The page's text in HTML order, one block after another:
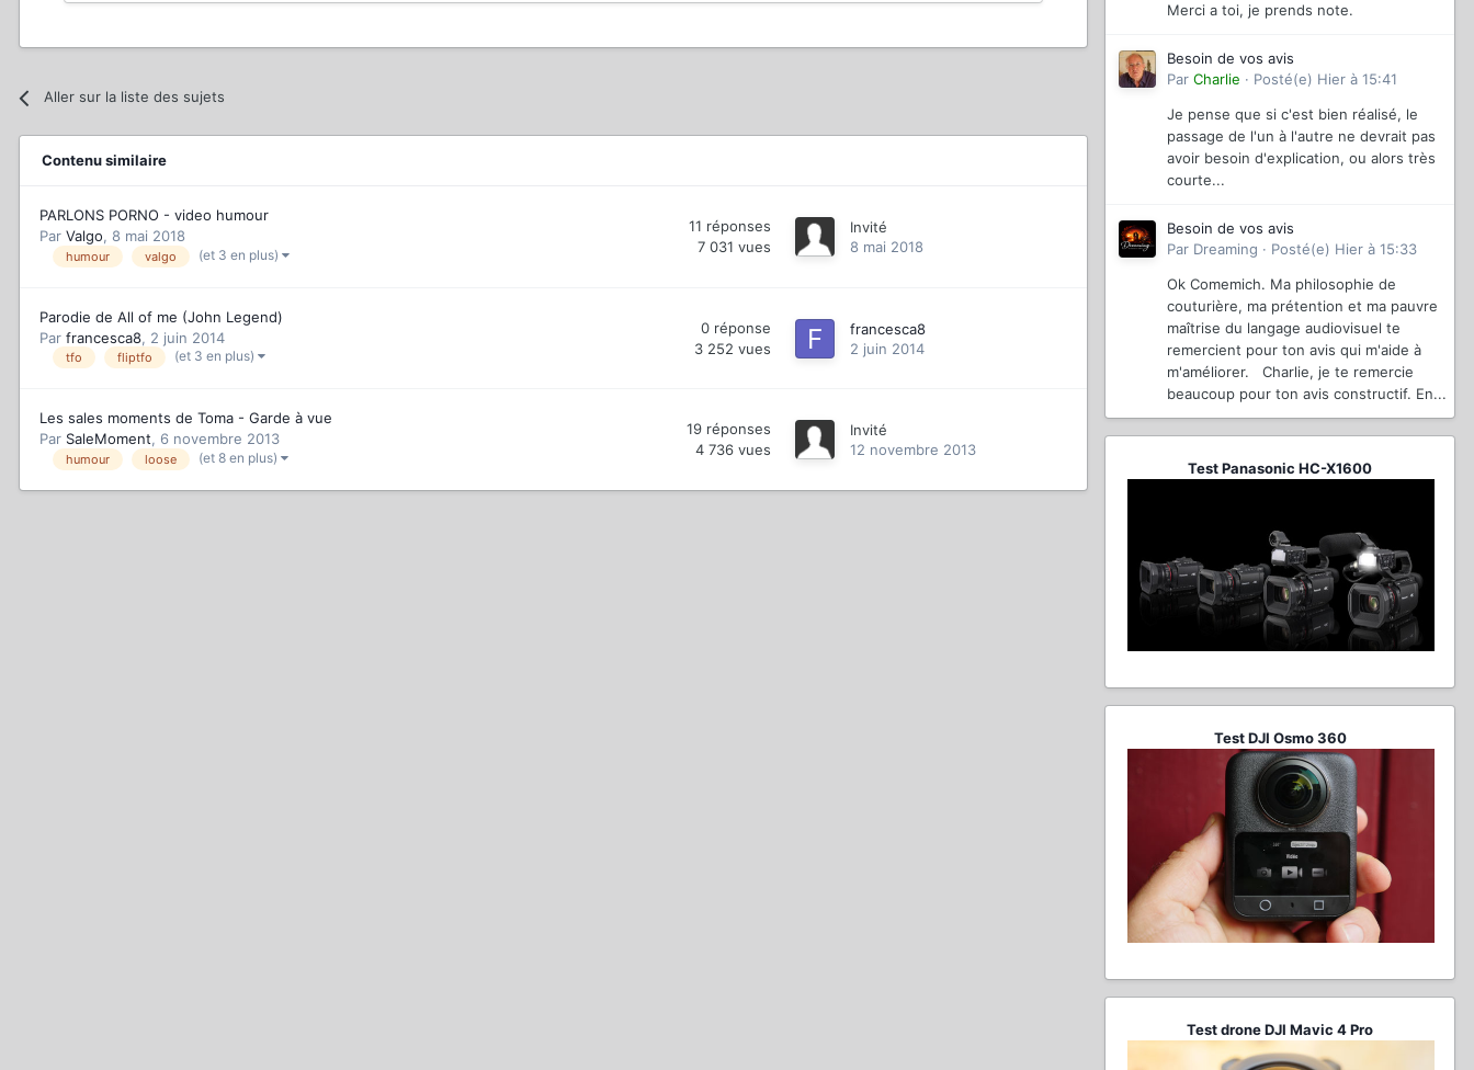
Aller sur la liste des sujets
Contenu similaire
PARLONS PORNO - video humour
Par Valgo, 8 mai 2018
humour valgo (et 3 en plus)
11 réponses
7 031 vues
Invité
8 mai 2018
Parodie de All of me (John Legend)
Par francesca8, 2 juin 2014
tfo fliptfo (et 3 en plus)
0 réponse
3 252 vues
francesca8
2 juin 2014
Les sales moments de Toma - Garde à vue
Par SaleMoment, 6 novembre 2013
humour loose (et 8 en plus)
19 réponses
4 736 vues
Invité
12 novembre 2013
Merci a toi, je prends note.
Besoin de vos avis
Par Charlie · Posté(e) Hier à 15:41
Je pense que si c'est bien réalisé, le
passage de l'un à l'autre ne devrait pas
avoir besoin d'explication, ou alors très
courte...
Besoin de vos avis
Par Dreaming · Posté(e) Hier à 15:33
Ok Comemich. Ma philosophie de
couturière, ma prétention et ma pauvre
maîtrise du langage audiovisuel te
remercient pour ton avis qui m'aide à
m'améliorer. Charlie, je te remercie
beaucoup pour ton avis constructif. En...
Test Panasonic HC-X1600
Test DJI Osmo 360
Test drone DJI Mavic 4 Pro